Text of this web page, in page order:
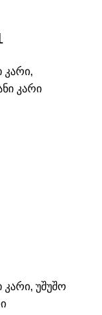
კარი,
კარი
კარი, უშუშო